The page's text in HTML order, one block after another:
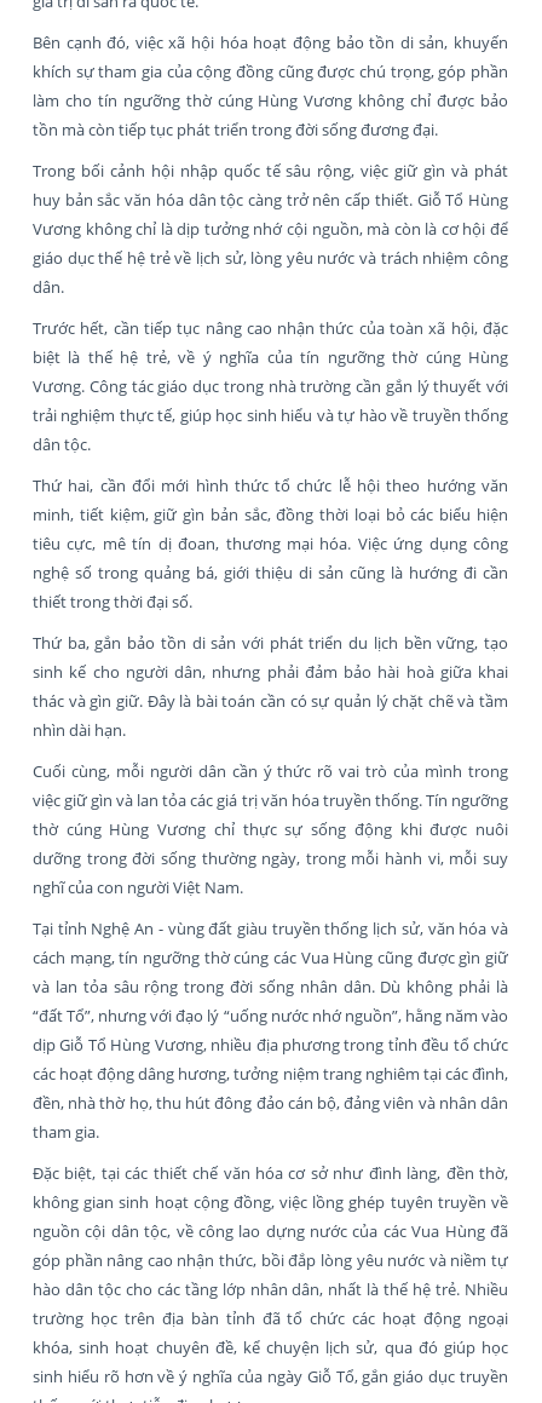
Bên cạnh đó, việc xã hội hóa hoạt động bảo tồn di sản, khuyến
khích sự tham gia của cộng đồng cũng được chú trọng, góp phần
làm cho tín ngưỡng thờ cúng Hùng Vương không chỉ được bảo
tồn mà còn tiếp tục phát triển trong đời sống đương đại.
Trong bối cảnh hội nhập quốc tế sâu rộng, việc giữ gìn và phát
huy bản sắc văn hóa dân tộc càng trở nên cấp thiết. Giỗ Tổ Hùng
Vương không chỉ là dịp tưởng nhớ cội nguồn, mà còn là cơ hội để
giáo dục thế hệ trẻ về lịch sử, lòng yêu nước và trách nhiệm công
dân.
Trước hết, cần tiếp tục nâng cao nhận thức của toàn xã hội, đặc
biệt là thế hệ trẻ, về ý nghĩa của tín ngưỡng thờ cúng Hùng
Vương. Công tác giáo dục trong nhà trường cần gắn lý thuyết với
trải nghiệm thực tế, giúp học sinh hiểu và tự hào về truyền thống
dân tộc.
Thứ hai, cần đổi mới hình thức tổ chức lễ hội theo hướng văn
minh, tiết kiệm, giữ gìn bản sắc, đồng thời loại bỏ các biểu hiện
tiêu cực, mê tín dị đoan, thương mại hóa. Việc ứng dụng công
nghệ số trong quảng bá, giới thiệu di sản cũng là hướng đi cần
thiết trong thời đại số.
Thứ ba, gắn bảo tồn di sản với phát triển du lịch bền vững, tạo
sinh kế cho người dân, nhưng phải đảm bảo hài hoà giữa khai
thác và gìn giữ. Đây là bài toán cần có sự quản lý chặt chẽ và tầm
nhìn dài hạn.
Cuối cùng, mỗi người dân cần ý thức rõ vai trò của mình trong
việc giữ gìn và lan tỏa các giá trị văn hóa truyền thống. Tín ngưỡng
thờ cúng Hùng Vương chỉ thực sự sống động khi được nuôi
dưỡng trong đời sống thường ngày, trong mỗi hành vi, mỗi suy
nghĩ của con người Việt Nam.
Tại tỉnh Nghệ An - vùng đất giàu truyền thống lịch sử, văn hóa và
cách mạng, tín ngưỡng thờ cúng các Vua Hùng cũng được gìn giữ
và lan tỏa sâu rộng trong đời sống nhân dân. Dù không phải là
“đất Tổ”, nhưng với đạo lý “uống nước nhớ nguồn”, hằng năm vào
dịp Giỗ Tổ Hùng Vương, nhiều địa phương trong tỉnh đều tổ chức
các hoạt động dâng hương, tưởng niệm trang nghiêm tại các đình,
đền, nhà thờ họ, thu hút đông đảo cán bộ, đảng viên và nhân dân
tham gia.
Đặc biệt, tại các thiết chế văn hóa cơ sở như đình làng, đền thờ,
không gian sinh hoạt cộng đồng, việc lồng ghép tuyên truyền về
nguồn cội dân tộc, về công lao dựng nước của các Vua Hùng đã
góp phần nâng cao nhận thức, bồi đắp lòng yêu nước và niềm tự
hào dân tộc cho các tầng lớp nhân dân, nhất là thế hệ trẻ. Nhiều
trường học trên địa bàn tỉnh đã tổ chức các hoạt động ngoại
khóa, sinh hoạt chuyên đề, kể chuyện lịch sử, qua đó giúp học
sinh hiểu rõ hơn về ý nghĩa của ngày Giỗ Tổ, gắn giáo dục truyền